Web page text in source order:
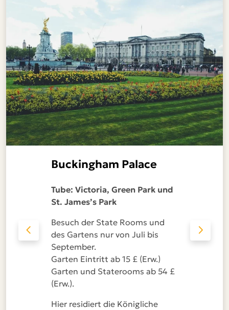
Buckingham Palace
Tube: Victoria, Green Park und
St. James’s Park
Besuch der State Rooms und
des Gartens nur von Juli bis
September.
Garten Eintritt ab 15 £ (Erw.)
Garten und Staterooms ab 54 £
(Erw.).
Hier residiert die Königliche